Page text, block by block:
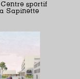
Centre sportif
Sapinette